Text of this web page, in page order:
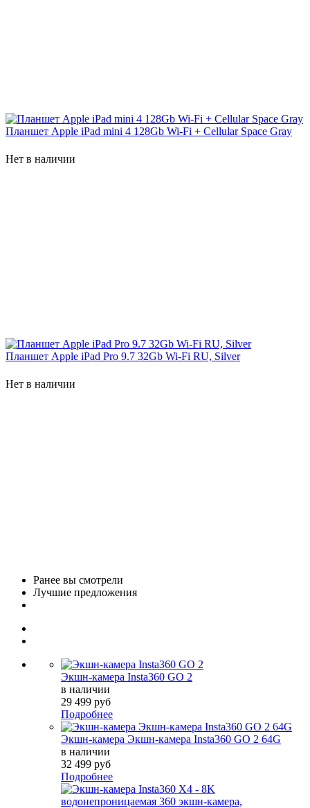
Планшет Apple iPad mini 4 128Gb Wi-Fi + Cellular Space Gray
Нет в наличии
Планшет Apple iPad Pro 9.7 32Gb Wi-Fi RU, Silver
Нет в наличии
Ранее вы смотрели
Лучшие предложения
Экшн-камера Insta360 GO 2
в наличии
29 499 руб
Подробнее
Экшн-камера Экшн-камера Insta360 GO 2 64G
в наличии
32 499 руб
Подробнее